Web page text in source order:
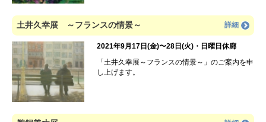
土井久幸展 ～フランスの情景～ 詳細
2021年9月17日(金)〜28日(火)・日曜日休廊
「土井久幸展～フランスの情景～」のご案内を申
し上げます。